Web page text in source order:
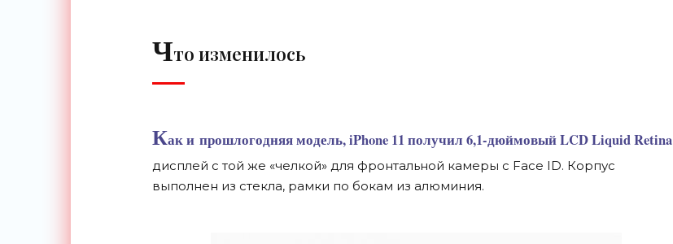
Что изменилось
Как и прошлогодняя модель, iPhone 11 получил 6,1-дюймовыйLCD Liquid Retina
дисплей с той же «челкой»для фронтальной камеры с Face ID. Корпус
выполнен из стекла, рамки по бокам из алюминия.